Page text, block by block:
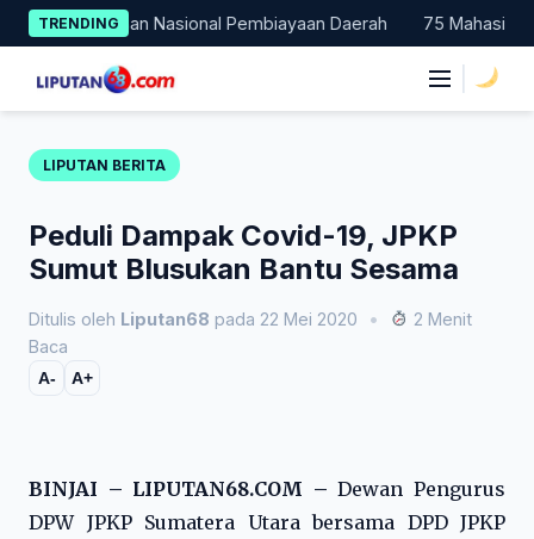
Skip
to
content
TRENDINGNasional Pembiayaan Daerah 75 Mahasiswa
LIPUTAN BERITA
Peduli Dampak Covid-19, JPKP
Sumut Blusukan Bantu Sesama
Ditulis oleh Liputan68 pada 22 Mei 2020 •
2 Menit
Baca
A- A+
BINJAI – LIPUTAN68.COM –Dewan Pengurus
DPW JPKP Sumatera Utara bersama DPD JPKP